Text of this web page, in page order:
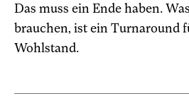
Das muss ein Ende haben.
brauchen, ist ein Turnaround
Wohlstand.